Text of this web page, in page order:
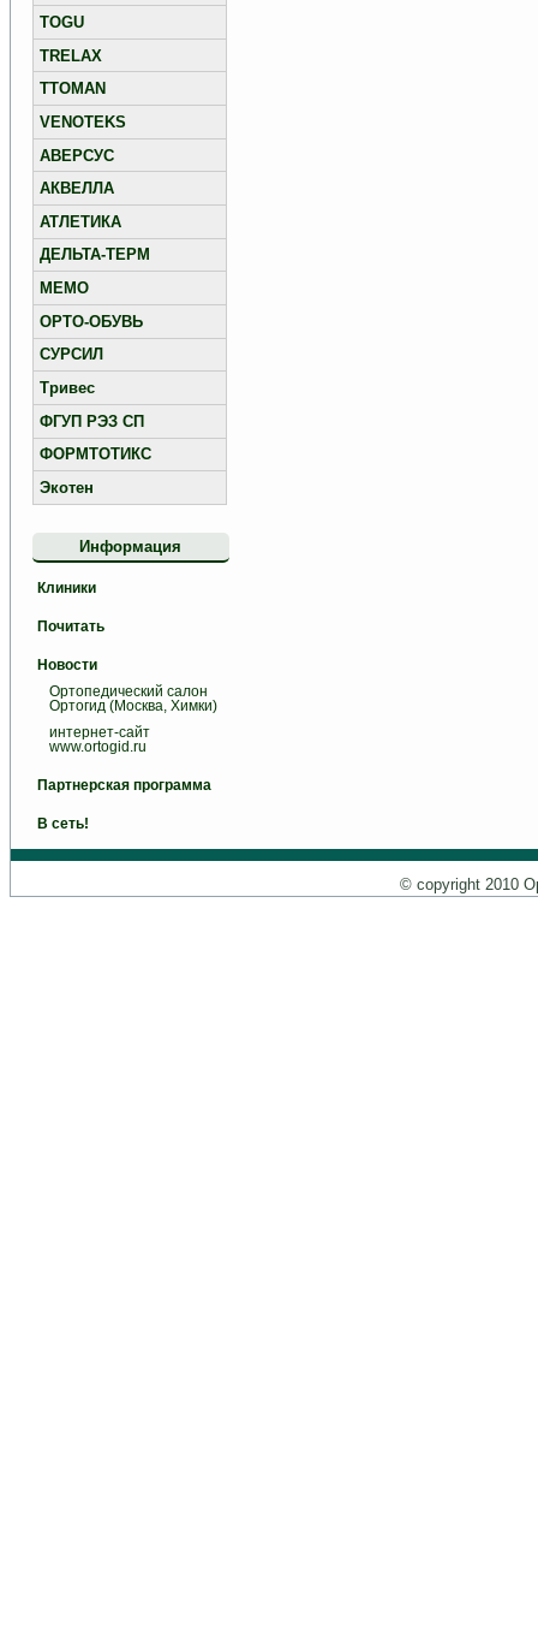
TOGU
TRELAX
TTOMAN
VENOTEKS
АВЕРСУС
АКВЕЛЛА
АТЛЕТИКА
ДЕЛЬТА-ТЕРМ
МЕМО
ОРТО-ОБУВЬ
СУРСИЛ
Тривес
ФГУП РЭЗ СП
ФОРМТОТИКС
Экотен
Информация
Клиники
Почитать
Новости
Ортопедический салон
Ортогид (Москва, Химки)
интернет-сайт
www.ortogid.ru
Партнерская программа
В сеть!
© copyright 2010